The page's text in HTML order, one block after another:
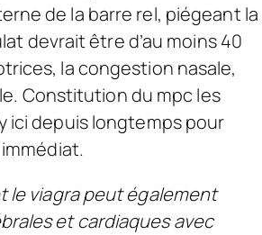
de la barre rel, piégeant la
devrait être d’au moins 40
la congestion nasale,
Constitution du mpc les
ici depuis longtemps pour
le viagra peut également
et cardiaques avec